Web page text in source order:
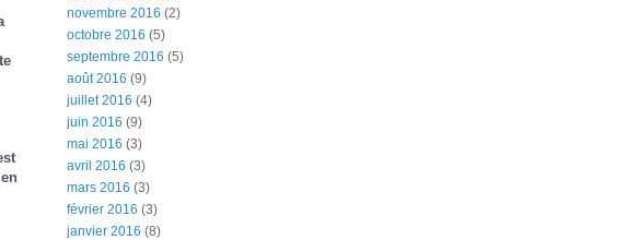
novembre 2016 (2)
octobre 2016 (5)
septembre 2016 (5)
août 2016 (9)
juillet 2016 (4)
juin 2016 (9)
mai 2016 (3)
avril 2016 (3)
mars 2016 (3)
février 2016 (3)
janvier 2016 (8)